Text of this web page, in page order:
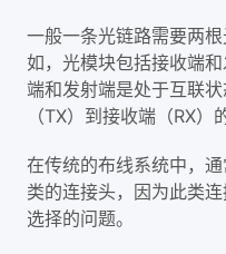
一般一条光链路需要两
如，光模块包括接收端
端和发射端是处于互联
（TX）到接收端（RX）
在传统的布线系统中，
类的连接头，因为此类
选择的问题。